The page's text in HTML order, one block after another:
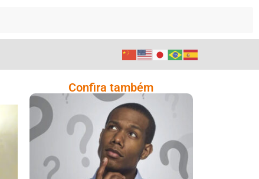
Confira também
Eminente X Iminente